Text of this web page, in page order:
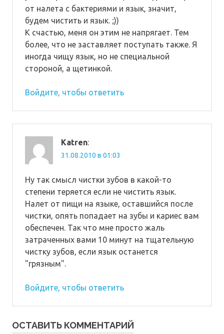
от налета с бактериями и язык, значит,
будем чистить и язык. ;))
К счастью, меня он этим не напрягает. Тем
более, что не заставляет поступать также. Я
иногда чищу язык, но не специальной
стороной, а щетинкой.
Войдите, чтобы ответить
Katren:
31.08.2010 в 01:03
Ну так смысл чистки зубов в какой-то
степени теряется если не чистить язык.
Налет от пищи на языке, оставшийся после
чистки, опять попадает на зубы и кариес вам
обеспечен. Так что мне просто жаль
затраченных вами 10 минут на тщательную
чистку зубов, если язык останется
"грязным".
Войдите, чтобы ответить
ОСТАВИТЬ КОММЕНТАРИЙ